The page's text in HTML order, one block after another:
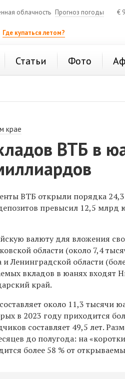
облачность Прогноз погоды €
Где купаться летом?
Статьи Фото
крае
ВТБ в
ВТБ открыли порядка
превысил 12,5 млрд
валюту для вложения
области (около 7,4
и Ленинградской области
вкладов в юанях входят
край.
около 11,3 тысячи
в 2023 году приходится
составляет 49,5 лет.
до полугода: на
более 58 % от